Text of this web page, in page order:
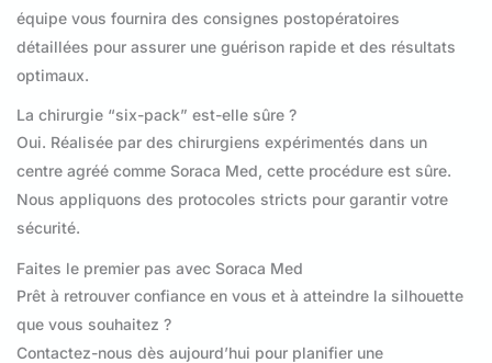
équipe vous fournira des consignes postopératoires
détaillées pour assurer une guérison rapide et des résultats
optimaux.
La chirurgie “six-pack” est-elle sûre ?
Oui. Réalisée par des chirurgiens expérimentés dans un
centre agréé comme Soraca Med, cette procédure est sûre.
Nous appliquons des protocoles stricts pour garantir votre
sécurité.
Faites le premier pas avec Soraca Med
Prêt à retrouver confiance en vous et à atteindre la silhouette
que vous souhaitez ?
Contactez-nous dès aujourd’hui pour planifier une